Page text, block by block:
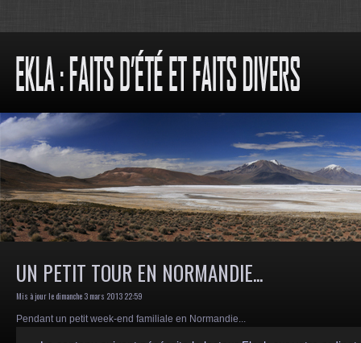
UN PETIT TOUR EN NORMANDIE...
Mis à jour le dimanche 3 mars 2013 22:59
Pendant un petit week-end familiale en Normandie...